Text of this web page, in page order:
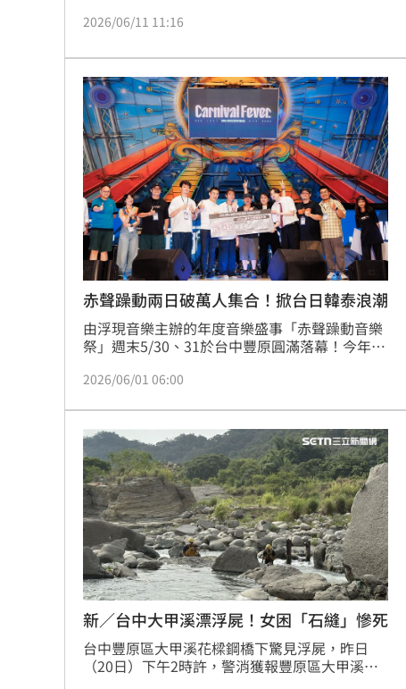
覺被騙欲退出，又遭李女恐嚇違約強索530萬
口人走上絕路。一審時李女遭合併判處11年徒
刑，因羈押期將屆滿，辯護人盼交保，不過法官
認為李女曾有以「假打針」逃避罪責之嫌，裁定
6月14日起延長羈押2月。
2026/06/11 11:16
赤聲躁動兩日破萬人集合！掀台日韓泰浪潮
由浮現音樂主辦的年度音樂盛事「赤聲躁動音樂
祭」週末5/30、31於台中豐原圓滿落幕！今年音
自台、日、韓、泰、新等全球共7個國家的頂尖
吸引超過萬名熱血樂迷到場共襄盛舉，為豐原注
入無與倫比的音樂狂熱。赤聲躁動音樂祭
（CARNIVAL FEVER）是由音樂祭廠牌浮現音樂
所推出、以青春與愛為核心的台中指標性音樂祭
品牌，
2026/06/01 06:00
新／台中大甲溪漂浮屍！女困「石縫」慘死
台中豐原區大甲溪花樑鋼橋下驚見浮屍，昨日
（20日）下午2時許，警消獲報豐原區大甲溪南